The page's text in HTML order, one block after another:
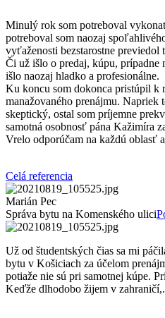
Minulý rok som potreboval
potreboval som naozaj
vyťaženosti bezstarostne previedol
Či už išlo o predaj, kúpu, prípadne
išlo naozaj hladko a profesionálne.
Ku koncu som dokonca pristúpil k
manažovaného prenájmu. Napriek
skeptický, ostal som príjemne
samotná osobnosť pána Kažimíra
Vrelo odporúčam na každú oblasť
Celá referencia
Marián Pec
Správa bytu na Komenského ulici
Už od študentských čias sa mi
bytu v Košiciach za účelom
potiaže nie sú pri samotnej kúpe.
Keďže dlhodobo žijem v